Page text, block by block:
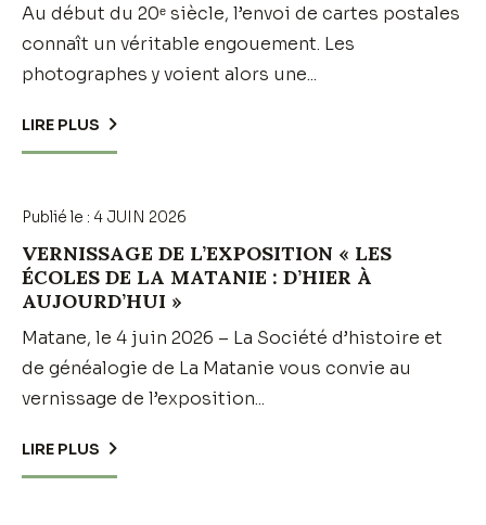
Au début du 20ᵉ siècle, l’envoi de cartes postales
connaît un véritable engouement. Les
photographes y voient alors une...
LIRE PLUS
Publié le : 4 JUIN 2026
VERNISSAGE DE L’EXPOSITION « LES
ÉCOLES DE LA MATANIE : D’HIER À
AUJOURD’HUI »
Matane, le 4 juin 2026 – La Société d’histoire et
de généalogie de La Matanie vous convie au
vernissage de l’exposition...
LIRE PLUS